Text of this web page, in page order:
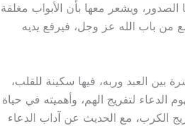
ويشعر معها بأن الأبواب مغلقة
من باب الله عز وجل، فيرفع يديه
بين العبد وربه، فيها سكينة للقلب،
الدعاء لتفريج الهم، وأهميته في حياة
الكرب، مع الحديث عن آداب الدعاء